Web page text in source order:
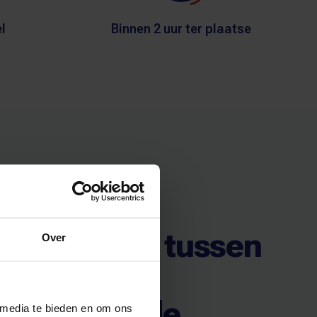
Over
te bieden en om ons
Binnen 2 uur ter plaatse
verschil tussen